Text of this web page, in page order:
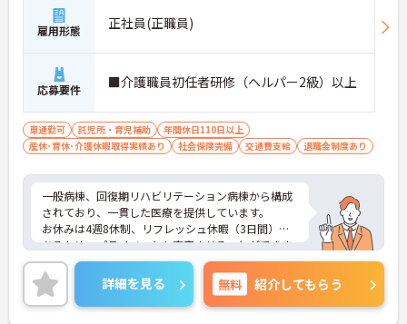
雇用形態 正社員(正職員)
応募要件 ■介護職員初任者研修（ヘルパー2級）以上
車通勤可 託児所・育児補助
年間休日110日以上
産休･育休･介護休暇取得実績あり
社会保険完備 交通費支給 退職金制度あり
一般病棟、回復期リハビリテーション病棟から構成
されており、一貫した医療を提供しています。
お休みは4週8休制、リフレッシュ休暇（3日間）で
あるため、プライベートも充実させることができま
す。
ご興味ある方には、面接対策ポイントなど、さらに
詳細をお話しいたしますのでお気軽にご相談くださ
い。
詳細を見る 無料 紹介してもらう